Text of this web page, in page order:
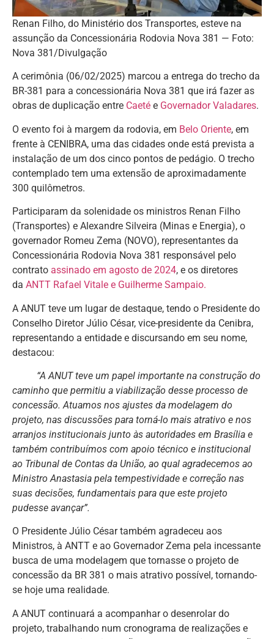
Renan Filho, do Ministério dos Transportes, esteve na
assunção da Concessionária Rodovia Nova 381 — Foto:
Nova 381/Divulgação
A cerimônia (06/02/2025) marcou a entrega do trecho da
BR-381 para a concessionária Nova 381 que irá fazer as
obras de duplicação entre Caeté e Governador Valadares.
O evento foi à margem da rodovia, em Belo Oriente, em
frente à CENIBRA, uma das cidades onde está prevista a
instalação de um dos cinco pontos de pedágio. O trecho
contemplado tem uma extensão de aproximadamente
300 quilômetros.
Participaram da solenidade os ministros Renan Filho
(Transportes) e Alexandre Silveira (Minas e Energia), o
governador Romeu Zema (NOVO), representantes da
Concessionária Rodovia Nova 381 responsável pelo
contrato assinado em agosto de 2024, e os diretores
da ANTT Rafael Vitale e Guilherme Sampaio.
A ANUT teve um lugar de destaque, tendo o Presidente do
Conselho Diretor Júlio César, vice-presidente da Cenibra,
representando a entidade e discursando em seu nome,
destacou:
“A ANUT teve um papel importante na construção do
caminho que permitiu a viabilização desse processo de
concessão. Atuamos nos ajustes da modelagem do
projeto, nas discussões para torná-lo mais atrativo e nos
arranjos institucionais junto às autoridades em Brasília e
também contribuímos com apoio técnico e institucional
ao Tribunal de Contas da União, ao qual agradecemos ao
Ministro Anastasia pela tempestividade e correção nas
suas decisões, fundamentais para que este projeto
pudesse avançar”.
O Presidente Júlio César também agradeceu aos
Ministros, à ANTT e ao Governador Zema pela incessante
busca de uma modelagem que tornasse o projeto de
concessão da BR 381 o mais atrativo possível, tornando-
se hoje uma realidade.
A ANUT continuará a acompanhar o desenrolar do
projeto, trabalhando num cronograma de realizações e